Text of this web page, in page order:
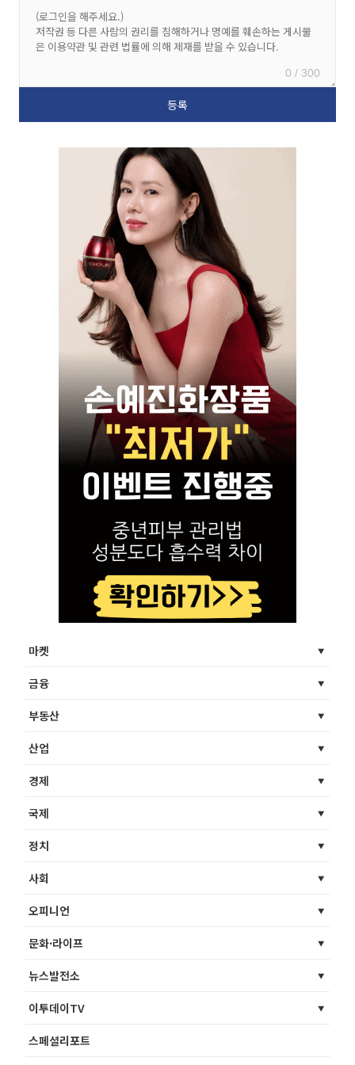
0 / 300
마켓
금융
부동산
산업
경제
국제
정치
사회
오피니언
문화·라이프
뉴스발전소
이투데이TV
스페셜리포트